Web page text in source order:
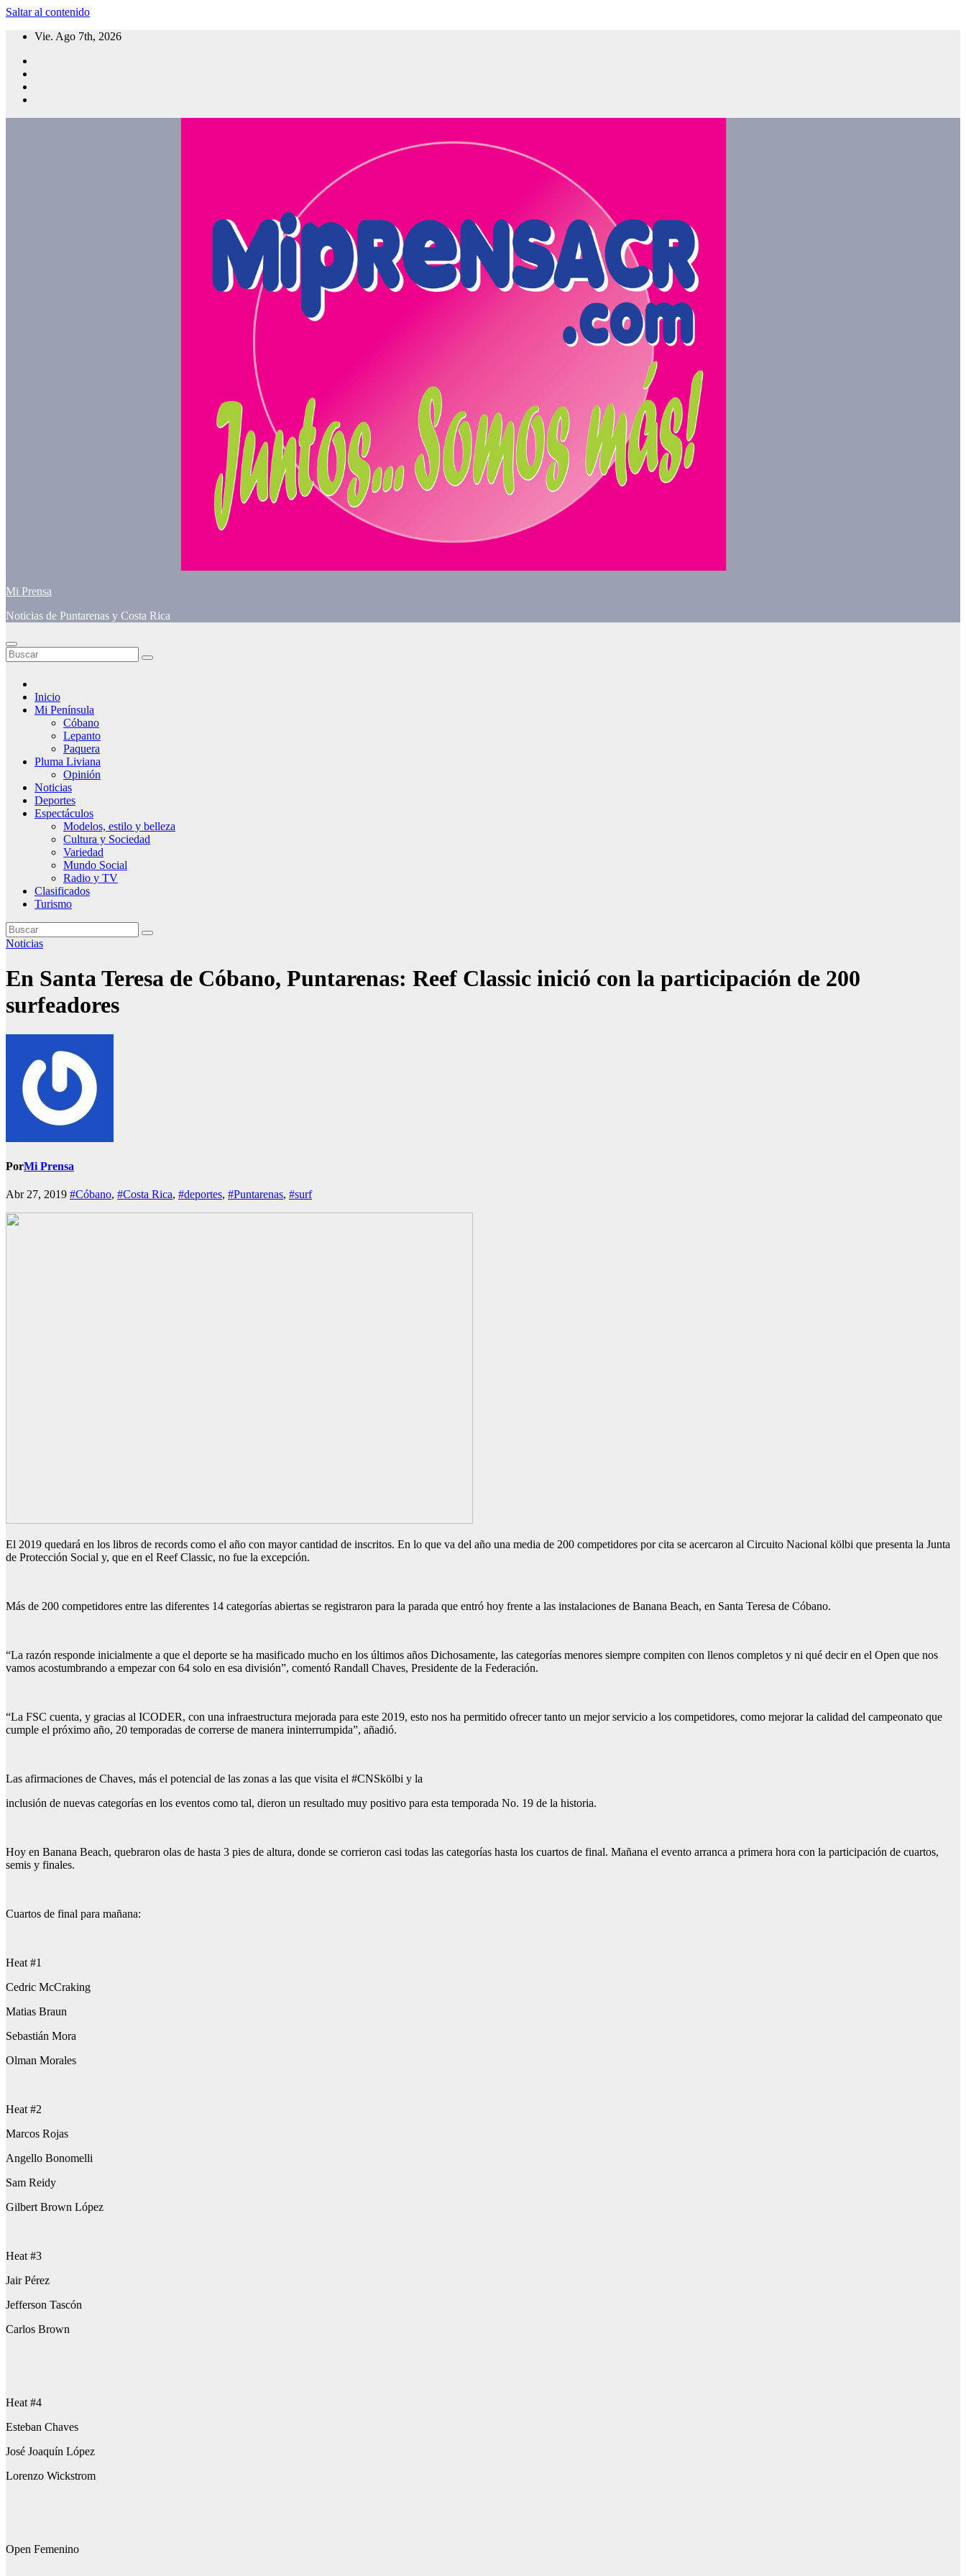
Saltar al contenido
Vie. Ago 7th, 2026
Mi Prensa
Noticias de Puntarenas y Costa Rica
Inicio
Mi Península
Cóbano
Lepanto
Paquera
Pluma Liviana
Opinión
Noticias
Deportes
Espectáculos
Modelos, estilo y belleza
Cultura y Sociedad
Variedad
Mundo Social
Radio y TV
Clasificados
Turismo
Noticias
En Santa Teresa de Cóbano, Puntarenas: Reef Classic inició con la participación de 200
surfeadores
PorMi Prensa
Abr 27, 2019 #Cóbano, #Costa Rica, #deportes, #Puntarenas, #surf
El 2019 quedará en los libros de records como el año con mayor cantidad de inscritos. En lo que va del año una media de 200 competidores por cita se acercaron al Circuito Nacional kölbi que presenta la Junta
de Protección Social y, que en el Reef Classic, no fue la excepción.
Más de 200 competidores entre las diferentes 14 categorías abiertas se registraron para la parada que entró hoy frente a las instalaciones de Banana Beach, en Santa Teresa de Cóbano.
“La razón responde inicialmente a que el deporte se ha masificado mucho en los últimos años Dichosamente, las categorías menores siempre compiten con llenos completos y ni qué decir en el Open que nos
vamos acostumbrando a empezar con 64 solo en esa división”, comentó Randall Chaves, Presidente de la Federación.
“La FSC cuenta, y gracias al ICODER, con una infraestructura mejorada para este 2019, esto nos ha permitido ofrecer tanto un mejor servicio a los competidores, como mejorar la calidad del campeonato que
cumple el próximo año, 20 temporadas de correrse de manera ininterrumpida”, añadió.
Las afirmaciones de Chaves, más el potencial de las zonas a las que visita el #CNSkölbi y la
inclusión de nuevas categorías en los eventos como tal, dieron un resultado muy positivo para esta temporada No. 19 de la historia.
Hoy en Banana Beach, quebraron olas de hasta 3 pies de altura, donde se corrieron casi todas las categorías hasta los cuartos de final. Mañana el evento arranca a primera hora con la participación de cuartos,
semis y finales.
Cuartos de final para mañana:
Heat #1
Cedric McCraking
Matias Braun
Sebastián Mora
Olman Morales
Heat #2
Marcos Rojas
Angello Bonomelli
Sam Reidy
Gilbert Brown López
Heat #3
Jair Pérez
Jefferson Tascón
Carlos Brown
Heat #4
Esteban Chaves
José Joaquín López
Lorenzo Wickstrom
Open Femenino